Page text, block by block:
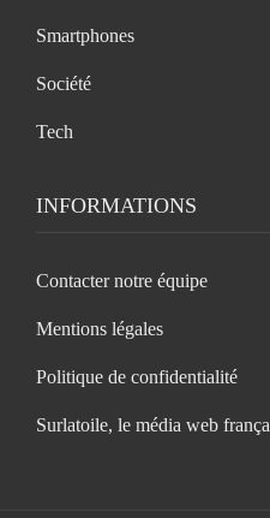
Smartphones
Société
Tech
INFORMATIONS
Contacter notre équipe
Mentions légales
Politique de confidentialité
Surlatoile, le média web